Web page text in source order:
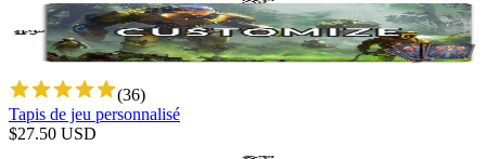
(36)
Tapis de jeu personnalisé
$27.50 USD